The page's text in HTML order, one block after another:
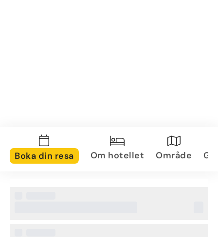
Boka din resa Om hotellet Område